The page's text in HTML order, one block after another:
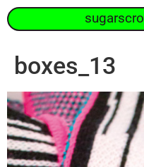
sugarscroll
boxes_13